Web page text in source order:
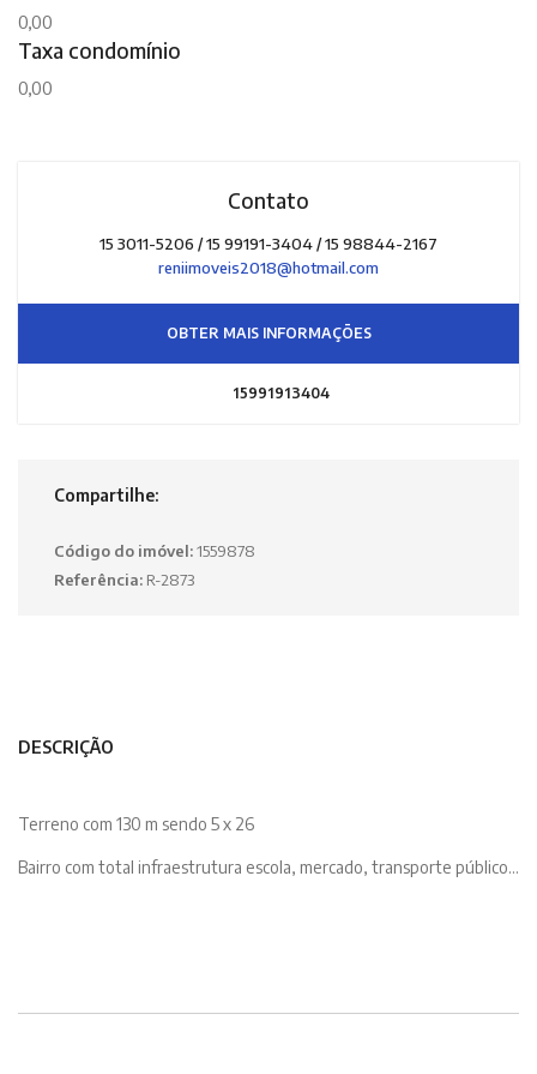
0,00
Taxa condomínio
0,00
Contato
15 3011-5206 / 15 99191-3404 / 15 98844-2167
reniimoveis2018@hotmail.com
OBTER MAIS INFORMAÇÕES
15991913404
Compartilhe:
Código do imóvel:1559878
Referência: R-2873
DESCRIÇÃO
Terreno com 130 m sendo 5 x 26
Bairro com total infraestrutura escola, mercado, transporte público...